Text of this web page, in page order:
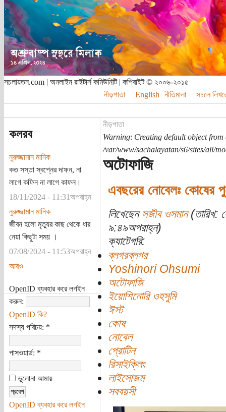
সচলায়তন.com | অনলাইন রাইটার্স কমিউনিটি | কপিরাইট © ২০০৬-২০১৫
নীড়পাতা
English নীতিমালা সচলে
কলরব
নুরুজ্জামান মানিক
কত সস্তা স্বপ্নের দাফন, না
লাগে কফিন না লাগে কাফন।
18/11/2024 - 11:31অপরাহ্ন
নুরুজ্জামান মানিক
জীবন হলো মৃত্যুর কাছ থেকে ধার
নেয়া কিছুটা সময় ।
07/08/2024 - 11:53অপরাহ্ন
আরও
OpenID ব্যবহার করে লগইন
করুন:
OpenID কি?
সদস্য পরিচয়: *
পাসওয়ার্ড: *
ভুলোনা আমায়
OpenID ব্যবহার করে লগইন
নীড়পাতা
Warning: Creating default object from
/var/www/sachalayatan/s6/sites/all/
অটোফাজি
এবছরের নোবেলঃ কোষের
লিখেছেন সজীব ওসমান(তারিখ:
৯:৪৯অপরাহ্ন)
ক্যাটেগরি:
ব্লগরব্লগর
Yoshinori Ohsumi
অটোফাজি
ইয়োশিনোরি ওহসুমি
ঈস্ট
কোষ
নোবেল
প্রোটিন
রিসাইক্লিং
লাইসোজম
সববয়সী